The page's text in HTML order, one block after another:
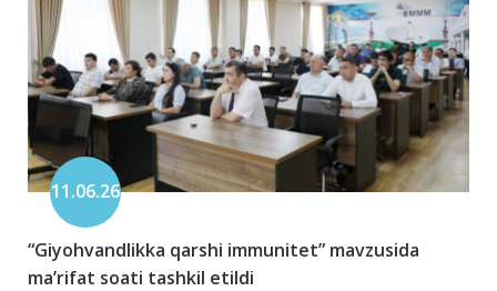
11.06.26
“Giyohvandlikka qarshi immunitet” mavzusida
ma’rifat soati tashkil etildi